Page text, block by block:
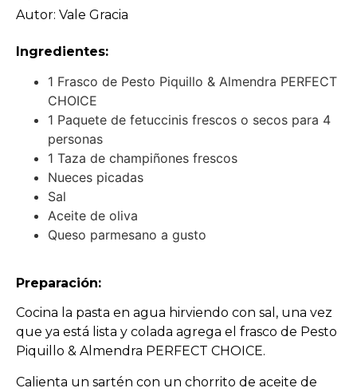
Autor: Vale Gracia
Ingredientes:
1 Frasco de Pesto Piquillo & Almendra PERFECT
CHOICE
1 Paquete de fetuccinis frescos o secos para 4
personas
1 Taza de champiñones frescos
Nueces picadas
Sal
Aceite de oliva
Queso parmesano a gusto
Preparación:
Cocina la pasta en agua hirviendo con sal, una vez
que ya está lista y colada agrega el frasco de Pesto
Piquillo & Almendra PERFECT CHOICE.
Calienta un sartén con un chorrito de aceite de